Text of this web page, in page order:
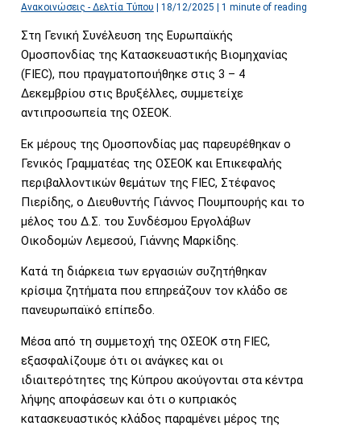
Ανακοινώσεις - Δελτία Τύπου | 18/12/2025 | 1 minute of reading
Στη Γενική Συνέλευση της Ευρωπαϊκής
Ομοσπονδίας της Κατασκευαστικής Βιομηχανίας
(FIEC), που πραγματοποιήθηκε στις 3 – 4
Δεκεμβρίου στις Βρυξέλλες, συμμετείχε
αντιπροσωπεία της ΟΣΕΟΚ.
Εκ μέρους της Ομοσπονδίας μας παρευρέθηκαν ο
Γενικός Γραμματέας της ΟΣΕΟΚ και Επικεφαλής
περιβαλλοντικών θεμάτων της FIEC, Στέφανος
Πιερίδης, ο Διευθυντής Γιάννος Πουμπουρής και το
μέλος του Δ.Σ. του Συνδέσμου Εργολάβων
Οικοδομών Λεμεσού, Γιάννης Μαρκίδης.
Κατά τη διάρκεια των εργασιών συζητήθηκαν
κρίσιμα ζητήματα που επηρεάζουν τον κλάδο σε
πανευρωπαϊκό επίπεδο.
Μέσα από τη συμμετοχή της ΟΣΕΟΚ στη FIEC,
εξασφαλίζουμε ότι οι ανάγκες και οι
ιδιαιτερότητες της Κύπρου ακούγονται στα κέντρα
λήψης αποφάσεων και ότι ο κυπριακός
κατασκευαστικός κλάδος παραμένει μέρος της